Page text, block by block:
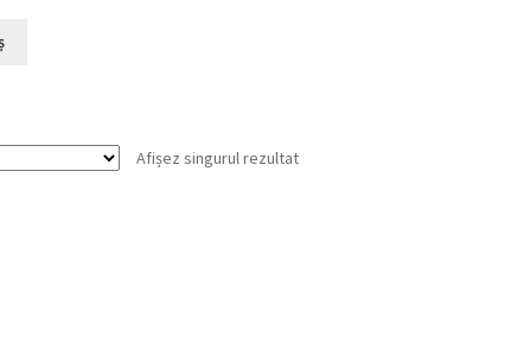
Afișez singurul rezultat